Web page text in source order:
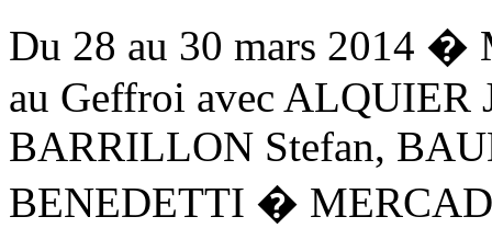
Du 28 au 30 mars 2014 �
au Geffroi avec ALQUIER
BARRILLON Stefan,
BENEDETTI �